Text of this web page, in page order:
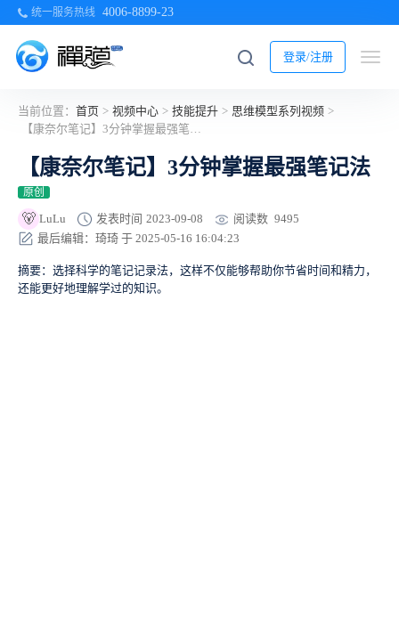
统一服务热线 4006-8899-23
登录/注册
当前位置： 首页 > 视频中心 > 技能提升 > 思维模型系列视频 >
【康奈尔笔记】3分钟掌握最强笔记法
【康奈尔笔记】3分钟掌握最强笔记法
原创
🐻 LuLu 发表时间 2023-09-08 阅读数 9495
最后编辑：琦琦 于 2025-05-16 16:04:23
摘要：选择科学的笔记记录法，这样不仅能够帮助你节省时间和精力，
还能更好地理解学过的知识。